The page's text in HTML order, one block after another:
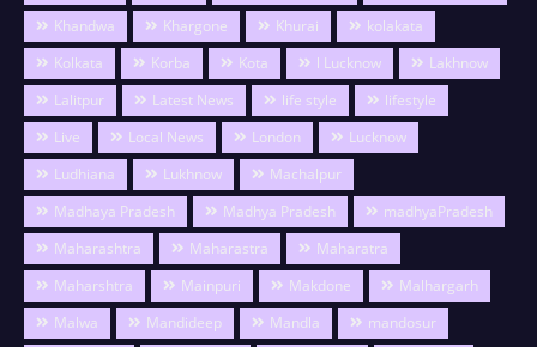
Khandwa
Khargone Khurai
kolakata
Kolkata
Korba Kota l Lucknow
Lakhnow
Lalitpur
Latest News life style
lifestyle
Live
Local News London
Lucknow
Ludhiana
Lukhnow
Machalpur
Madhaya Pradesh
Madhya Pradesh
madhyaPradesh
Maharashtra
Maharastra
Maharatra
Maharshtra
Mainpuri Makdone
Malhargarh
Malwa
Mandideep Mandla
mandosur